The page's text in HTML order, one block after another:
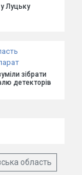
Луцьку
зібрати
детекторів
область